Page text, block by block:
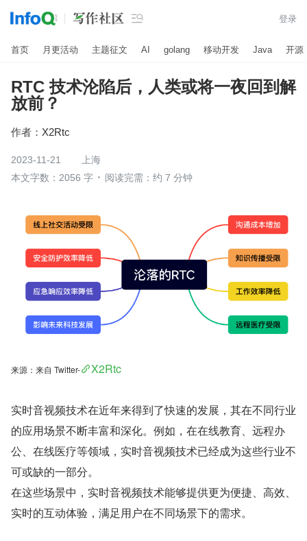
 登录
首页 月更活动 主题征文 AI golang 移动开发 Java 开源
RTC 技术沦陷后，人类或将一夜回到解
放前？
作者： X2Rtc
2023-11-21
上海
本文字数：2056 字
阅读完需：约 7 分钟
来源：来自 Twitter- X2Rtc
实时音视频技术在近年来得到了快速的发展，其在不同行业
的应用场景不断丰富和深化。例如，在在线教育、远程办
公、在线医疗等领域，实时音视频技术已经成为这些行业不
可或缺的一部分。
在这些场景中，实时音视频技术能够提供更为便捷、高效、
实时的互动体验，满足用户在不同场景下的需求。